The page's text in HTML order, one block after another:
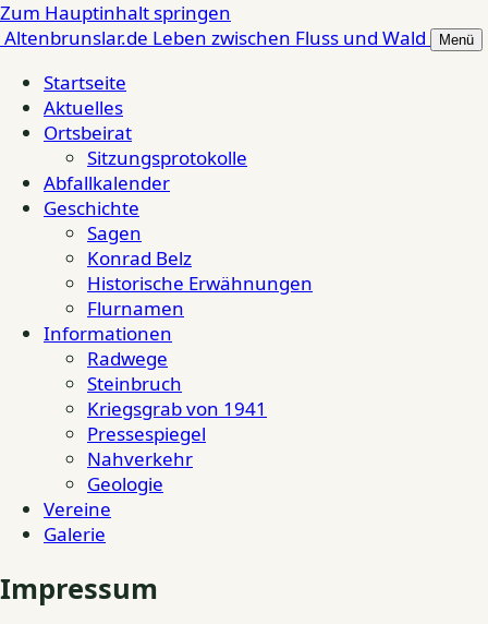
Zum Hauptinhalt springen
Altenbrunslar.de Leben zwischen Fluss und Wald Menü
Startseite
Aktuelles
Ortsbeirat
Sitzungsprotokolle
Abfallkalender
Geschichte
Sagen
Konrad Belz
Historische Erwähnungen
Flurnamen
Informationen
Radwege
Steinbruch
Kriegsgrab von 1941
Pressespiegel
Nahverkehr
Geologie
Vereine
Galerie
Impressum